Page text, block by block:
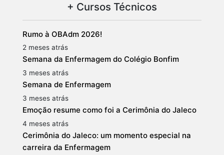
+ Cursos Técnicos
Rumo à OBAdm 2026!
2 meses atrás
Semana da Enfermagem do Colégio Bonfim
3 meses atrás
Semana de Enfermagem
3 meses atrás
Emoção resume como foi a Cerimônia do Jaleco
4 meses atrás
Cerimônia do Jaleco: um momento especial na
carreira da Enfermagem